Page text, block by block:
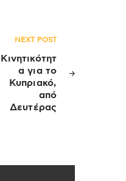
NEXT POST
Κινητικότητ
α για το
Κυπριακό,
από
Δευτέρας